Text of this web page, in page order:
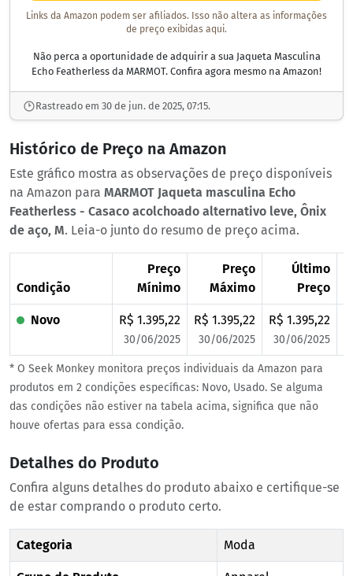
Links da Amazon podem ser afiliados. Isso não altera as informações
de preço exibidas aqui.
Não perca a oportunidade de adquirir a sua Jaqueta Masculina
Echo Featherless da MARMOT. Confira agora mesmo na Amazon!
Rastreado em 30 de jun. de 2025, 07:15.
Histórico de Preço na Amazon
Este gráfico mostra as observações de preço disponíveis
na Amazon para MARMOT Jaqueta masculina Echo
Featherless - Casaco acolchoado alternativo leve, Ônix
de aço, M. Leia-o junto do resumo de preço acima.
Condição
Preço
Mínimo
Preço
Máximo
Último
Preço
Novo R$ 1.395,22
30/06/2025
R$ 1.395,22
30/06/2025
R$ 1.395,22
30/06/2025
* O Seek Monkey monitora preços individuais da Amazon para
produtos em 2 condições específicas: Novo, Usado. Se alguma
das condições não estiver na tabela acima, significa que não
houve ofertas para essa condição.
Detalhes do Produto
Confira alguns detalhes do produto abaixo e certifique-se
de estar comprando o produto certo.
Categoria Moda